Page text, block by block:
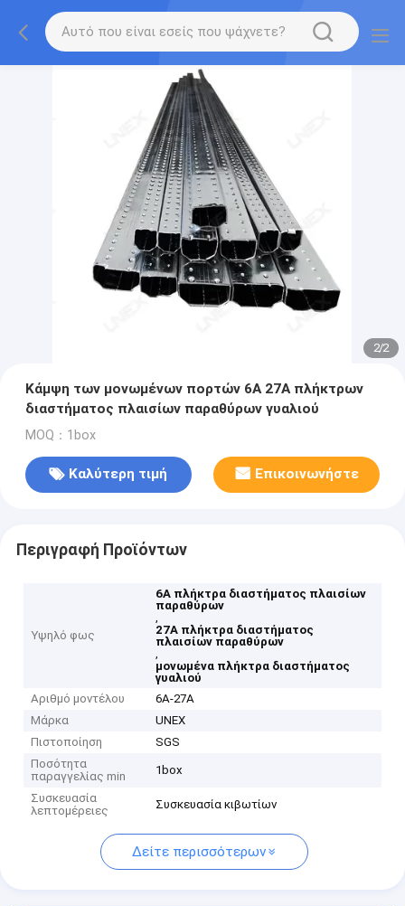
2/2
Κάμψη των μονωμένων πορτών 6A 27A πλήκτρων
διαστήματος πλαισίων παραθύρων γυαλιού
MOQ：1box
Καλύτερη τιμή Επικοινωνήστε
Περιγραφή Προϊόντων
Υψηλό φως
6A πλήκτρα διαστήματος πλαισίων
παραθύρων
,
27A πλήκτρα διαστήματος
πλαισίων παραθύρων
,
μονωμένα πλήκτρα διαστήματος
γυαλιού
Αριθμό μοντέλου
6A-27A
Μάρκα
UNEX
Πιστοποίηση
SGS
Ποσότητα
παραγγελίας min
1box
Συσκευασία
λεπτομέρειες
Συσκευασία κιβωτίων
Δείτε περισσότερων